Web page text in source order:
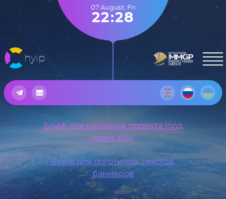
hyip
07 August, Fri
22:28
Бриф для создания проекта (под
ключ, б/у)
Бриф для логотипов, текстов,
баннеров